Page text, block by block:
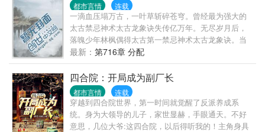
都市言情 连载
一滴血压塌万古，一叶草斩碎苍穹。曾经最为强大的
太古禁忌神术太古龙象诀失传亿万年。无尽岁月后，
落魄少年林枫偶得太古第一禁忌神术太古龙象诀。当
林枫从世界最北部一个偏远小城走出之后，一段传奇
由此展开。这是一个强者如林，万族争锋的世界。问
苍茫大地，谁主沉浮。林枫凭借太古龙象诀，战天斗
地，横扫诸天强者，霸绝万界。
最新： 第716章 分配
四合院：开局成为副厂长
都市言情 连载
穿越到四合院世界，第一时间就觉醒了反派养成系
统。身为大领导的儿子，家世显赫，手眼通天。不好
意思，几位大爷:这四合院，以后得听我的！主角身具